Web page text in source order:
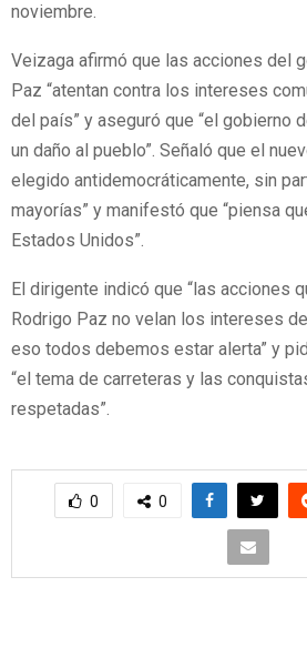
noviembre.
Veizaga afirmó que las acciones del
Paz “atentan contra los intereses
del país” y aseguró que “el gobierno
un daño al pueblo”. Señaló que el
elegido antidemocráticamente, sin
mayorías” y manifestó que “piensa
Estados Unidos”.
El dirigente indicó que “las acciones
Rodrigo Paz no velan los intereses
eso todos debemos estar alerta” y
“el tema de carreteras y las
respetadas”.
0 0